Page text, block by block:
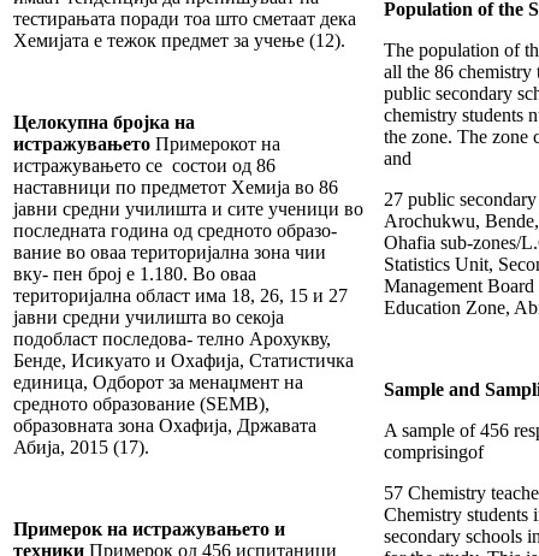
тестирањата поради тоа што сметаат дека
Хемијата е тежок предмет за учење (12).
Целокупна бројка на
истражувањето Примерокот на
истражувањето се состои од 86
наставници по предметот Хемија во 86
јавни средни училишта и сите ученици во
последната година од средното образо-
вание во оваа територијална зона чии
вку- пен број е 1.180. Во оваа
територијална област има 18, 26, 15 и 27
јавни средни училишта во секоја
подобласт последова- телно Арохукву,
Бенде, Исикуато и Охафиjа, Статистичка
единица, Одборот за менаџмент на
средното образование (SEMB),
образовната зона Охафиjа, Државата
Абиjа, 2015 (17).
Примерок на истражувањето и
техники Примерок од 456 испитаници
Population of the
The population of
all the 86 chemistry
public secondary
chemistry students
the zone. The zone
and
27 public
Arochukwu,
Ohafia sub-zones/
Statistics Unit,
Management
Education Zone,
Sample and
A sample of 456
comprisingof
57 Chemistry
Chemistry students
secondary schools